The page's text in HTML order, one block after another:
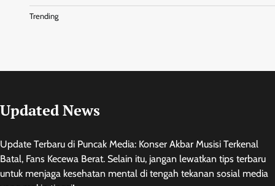
Trending
Updated News
Update Terbaru di Puncak Media: Konser Akbar Musisi Terkenal
Batal, Fans Kecewa Berat. Selain itu, jangan lewatkan tips terbaru
untuk menjaga kesehatan mental di tengah tekanan sosial media